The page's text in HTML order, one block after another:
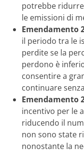
potrebbe ridurre
le emissioni di
Emendamento
il periodo tra le
perdite se la
perdono è
consentire a
continuare
Emendamento
incentivo per le
riducendo il
non sono state
nonostante la